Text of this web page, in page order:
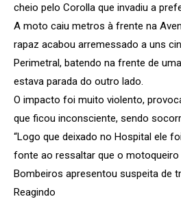
cheio pelo Corolla que invadiu a
A moto caiu metros à frente na
rapaz acabou arremessado a uns
Perimetral, batendo na frente de
estava parada do outro lado.
O impacto foi muito violento,
que ficou inconsciente, sendo
“Logo que deixado no Hospital ele
fonte ao ressaltar que o
Bombeiros apresentou suspeita de
Reagindo